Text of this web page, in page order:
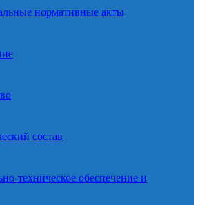
нормативные акты
состав
техническое обеспечение и